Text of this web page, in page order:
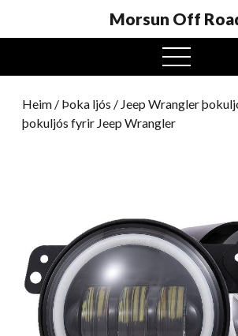
Morsun Off
Opinn
valmynd
Heim / Þoka ljós / Jeep Wrangler
þokuljós fyrir Jeep Wrangler